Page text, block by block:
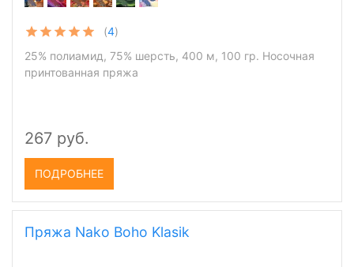
(4)
25% полиамид, 75% шерсть, 400 м, 100 гр. Носочная
принтованная пряжа
267 руб.
ПОДРОБНЕЕ
Пряжа Nako Boho Klasik